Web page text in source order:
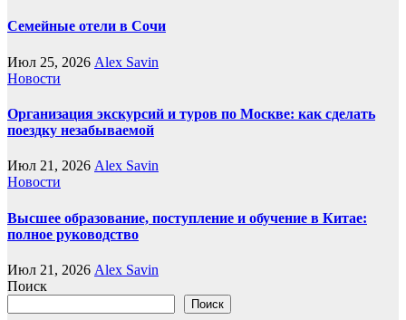
Семейные отели в Сочи
Июл 25, 2026 Alex Savin
Новости
Организация экскурсий и туров по Москве: как сделать
поездку незабываемой
Июл 21, 2026 Alex Savin
Новости
Высшее образование, поступление и обучение в Китае:
полное руководство
Июл 21, 2026 Alex Savin
Поиск
Поиск